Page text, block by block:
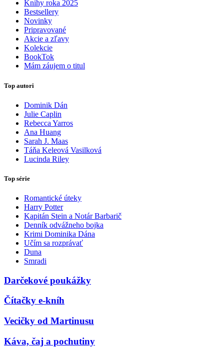
Knihy roka 2025
Bestsellery
Novinky
Pripravované
Akcie a zľavy
Kolekcie
BookTok
Mám záujem o titul
Top autori
Dominik Dán
Julie Caplin
Rebecca Yarros
Ana Huang
Sarah J. Maas
Táňa Keleová Vasilková
Lucinda Riley
Top série
Romantické úteky
Harry Potter
Kapitán Stein a Notár Barbarič
Denník odvážneho bojka
Krimi Dominika Dána
Učím sa rozprávať
Duna
Smradi
Darčekové poukážky
Čítačky e-kníh
Vecičky od Martinusu
Káva, čaj a pochutiny